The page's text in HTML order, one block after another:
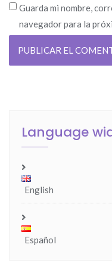
Guarda mi nombre,
navegador para la
Language
English
Español